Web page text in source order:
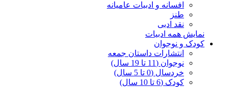
افسانه و ادبیات عامیانه
طنز
نقد ادبی
نمایش همه ادبیات
کودک و نوجوان
انتشارات داستان جمعه
نوجوان (11 تا 19 سال)
خردسال (0 تا 5 سال)
کودک (6 تا 10 سال)